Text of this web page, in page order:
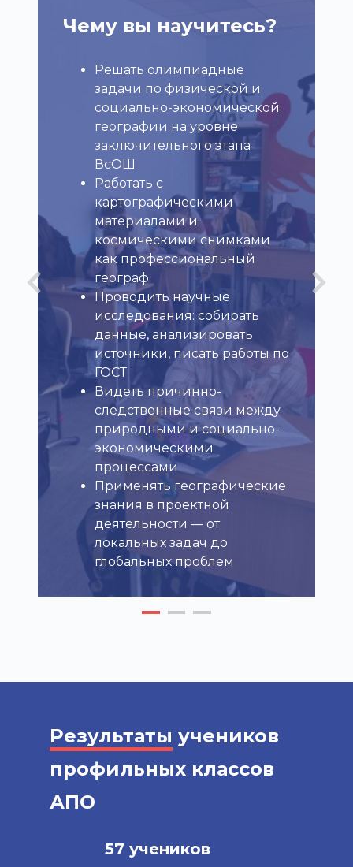
Чему вы научитесь?
Решать олимпиадные
задачи по физической и
социально-экономической
географии на уровне
заключительного этапа
ВсОШ
Работать с
картографическими
материалами и
космическими снимками
как профессиональный
географ
Проводить научные
исследования: собирать
данные, анализировать
источники, писать работы по
ГОСТ
Видеть причинно-
следственные связи между
природными и социально-
экономическими
процессами
Применять географические
знания в проектной
деятельности — от
локальных задач до
глобальных проблем
Результаты учеников
профильных классов
АПО
57 учеников